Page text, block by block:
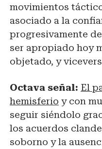
movimientos
asociado a la
progresivamente
ser apropiado hoy
objetado, y
Octava señal: El
hemisferio y con
seguir siéndolo
los acuerdos
soborno y la